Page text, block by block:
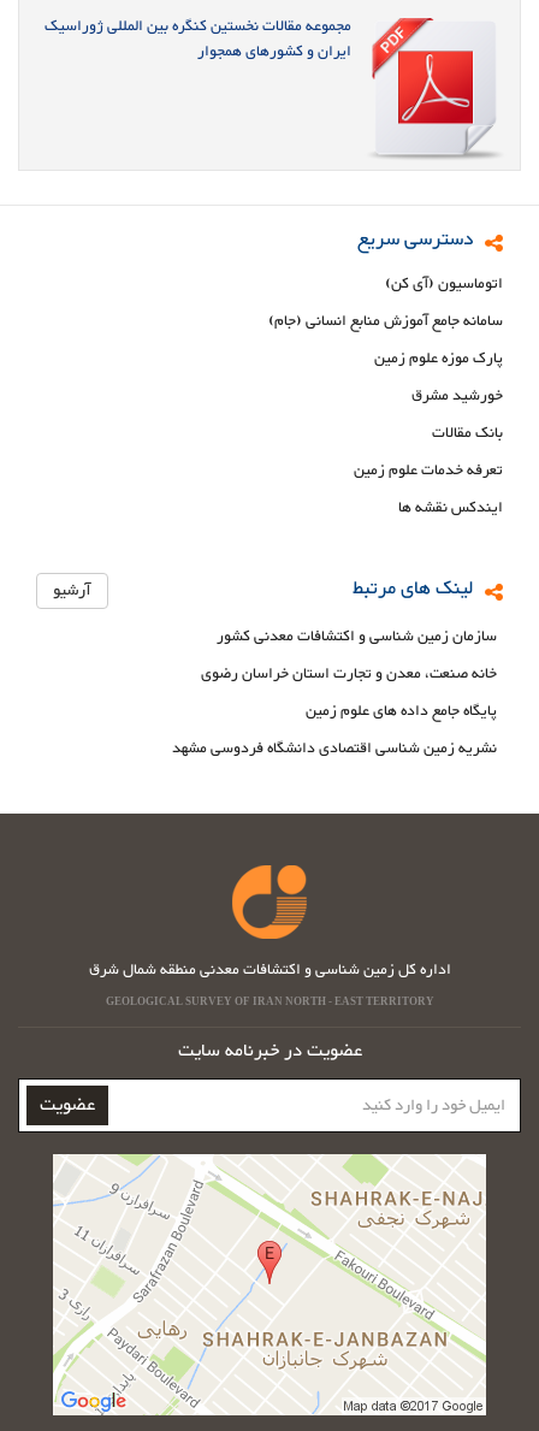
مجموعه مقالات نخستین کنگره بین المللی ژوراسیک
ایران و کشورهای همجوار
دسترسی سریع
اتوماسیون (آی کن)
سامانه جامع آموزش منابع انسانی (جام)
پارک موزه علوم زمین
خورشید مشرق
بانک مقالات
تعرفه خدمات علوم زمین
ایندکس نقشه ها
لینک های مرتبط آرشیو
سازمان زمین شناسی و اکتشافات معدنی کشور
خانه صنعت، معدن و تجارت استان خراسان رضوی
پایگاه جامع داده های علوم زمین
نشریه زمین شناسی اقتصادی دانشگاه فردوسی مشهد
اداره کل زمین شناسی و اکتشافات معدنی منطقه شمال شرق
GEOLOGICAL SURVEY OF IRAN NORTH - EAST TERRITORY
عضویت در خبرنامه سایت
ایمیل
خود
را
عضویت